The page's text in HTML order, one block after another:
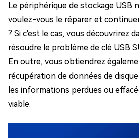
Le périphérique de stockage USB
voulez-vous le réparer et
? Si c'est le cas, vous découvrirez
résoudre le problème de clé USB
En outre, vous obtiendrez
récupération de données de
les informations perdues ou
viable.